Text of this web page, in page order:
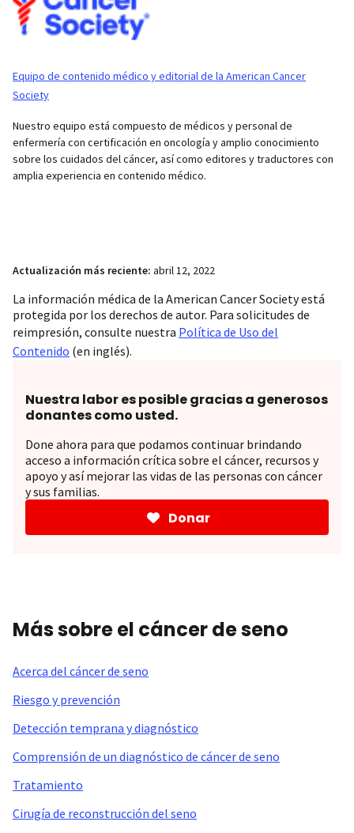
Equipo de contenido médico y editorial de la American Cancer
Society
Nuestro equipo está compuesto de médicos y personal de
enfermería con certificación en oncología y amplio conocimiento
sobre los cuidados del cáncer, así como editores y traductores con
amplia experiencia en contenido médico.
Actualización más reciente: abril 12, 2022
La información médica de la American Cancer Society está
protegida por los derechos de autor. Para solicitudes de
reimpresión, consulte nuestra Política de Uso del
Contenido (en inglés).
Nuestra labor es posible gracias a generosos
donantes como usted.
Done ahora para que podamos continuar brindando
acceso a información crítica sobre el cáncer, recursos y
apoyo y así mejorar las vidas de las personas con cáncer
y sus familias.
Donar
Más sobre el cáncer de seno
Acerca del cáncer de seno
Riesgo y prevención
Detección temprana y diagnóstico
Comprensión de un diagnóstico de cáncer de seno
Tratamiento
Cirugía de reconstrucción del seno